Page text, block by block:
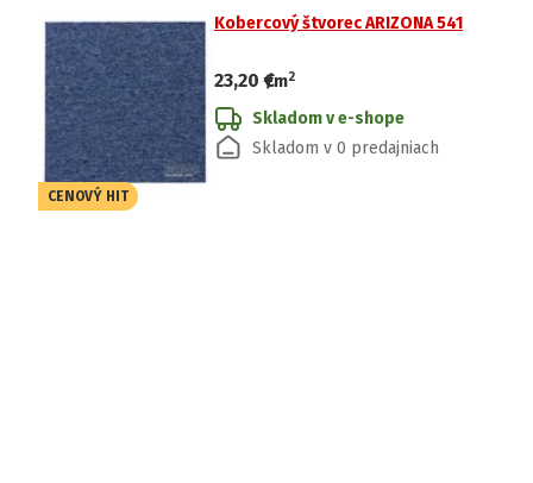
CENOVÝ HIT
Kobercový štvorec ARIZONA 541
23,20 €
/m2
Skladom v e-shope
Skladom v 0 predajniach